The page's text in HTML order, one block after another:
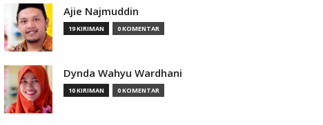
Ajie Najmuddin
19 KIRIMAN 0 KOMENTAR
Dynda Wahyu Wardhani
10 KIRIMAN 0 KOMENTAR